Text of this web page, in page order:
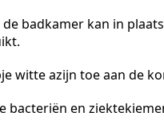
badkamer kan in
witte azijn toe aan de
bacteriën en